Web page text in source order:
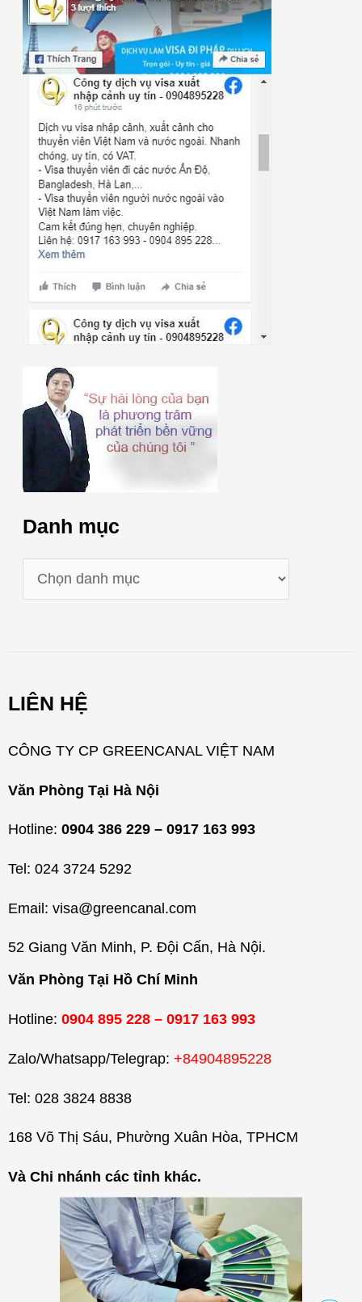
Danh mục
a
m
c
LIÊN HỆ
CÔNG TY CP GREENCANAL VIỆT NAM
Văn Phòng Tại Hà Nội
Hotline: 0904 386 229 – 0917 163 993
Tel: 024 3724 5292
Email: visa@greencanal.com
52 Giang Văn Minh, P. Đội Cấn, Hà Nội.
Văn Phòng Tại Hồ Chí Minh
Hotline: 0904 895 228 – 0917 163 993
Zalo/Whatsapp/Telegrap: +84904895228
Tel: 028 3824 8838
168 Võ Thị Sáu, Phường Xuân Hòa, TPHCM
Và Chi nhánh các tỉnh khác.